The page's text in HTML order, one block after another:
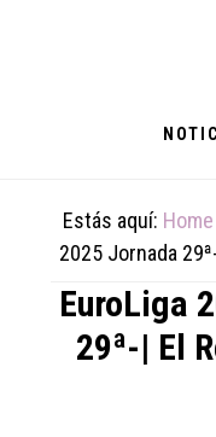
Estás aquí: Home
2025 Jornada
EuroLiga
29ª-| El